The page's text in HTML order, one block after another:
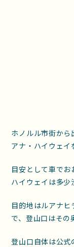
ホノルル市街から
アナ・ハイウェイ
目安として車でお
ハイウェイは多少
目的地はルアナ
で、登山口はその
登山口自体は公式